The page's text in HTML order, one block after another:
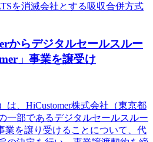
を消滅会社とする吸収合併方式
からデジタルセールスルー
」事業を譲受け
は、HiCustomer株式会社（東京都
一部であるデジタルセールスルー
業を譲り受けることについて、代